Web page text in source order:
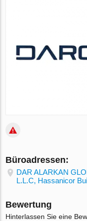
Büroadressen:
DAR ALARKAN
L.L.C, Hassanicor
Bewertung
Hinterlassen Sie eine